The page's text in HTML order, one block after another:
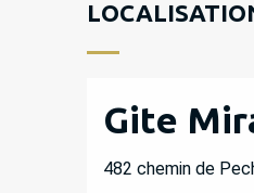
Gite
482 chemin de